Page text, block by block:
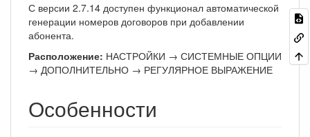
С версии 2.7.14 доступен функционал автоматической
генерации номеров договоров при добавлении
абонента.
Расположение: НАСТРОЙКИ → СИСТЕМНЫЕ ОПЦИИ
→ ДОПОЛНИТЕЛЬНО → РЕГУЛЯРНОЕ ВЫРАЖЕНИЕ
Особенности